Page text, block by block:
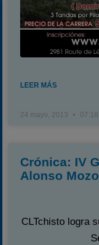
LEER MÁS
24 mayo, 2013 07:18
Crónica: IV
Alonso
CLTchisto logra